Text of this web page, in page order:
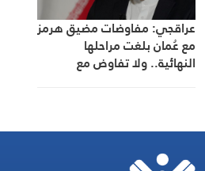
عراقجي: مفاوضات مضيق هرمز
مع عُمان بلغت مراحلها
النهائية.. ولا تفاوض مع